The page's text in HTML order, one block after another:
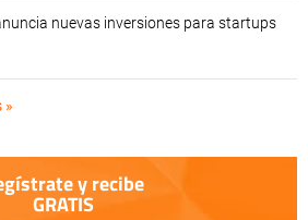
nuevas inversiones para startups
»
y recibe
GRATIS